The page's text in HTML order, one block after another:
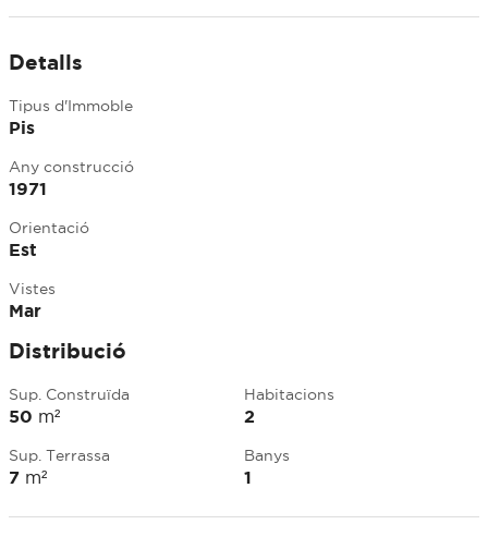
Detalls
Tipus d'Immoble
Pis
Any construcció
1971
Orientació
Est
Vistes
Mar
Distribució
Sup. Construïda
50 m²
Sup. Terrassa
7 m²
Habitacions
2
Banys
1